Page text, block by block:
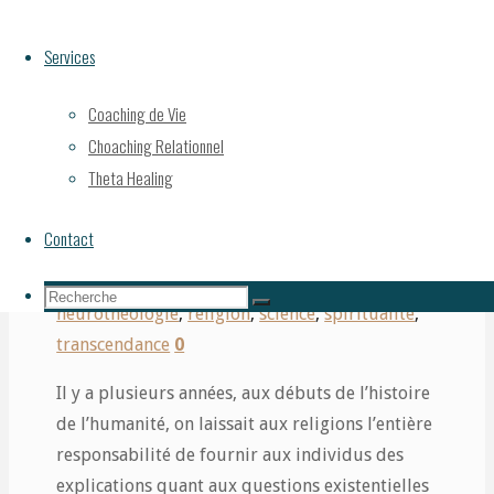
Services
Coaching de Vie
Choaching Relationnel
Theta Healing
Contact
Recherche
Recherche
pour:
Recherche
la neuroscience et la
religion
Par Karine Proulx-Plante
février 2025 études,méditation,
neurothéologie,religion,science,spiritualité,
transcendance 0
Il y a plusieurs années, aux débuts de l’histoire
de l’humanité, on laissait aux religions l’entière
responsabilité de fournir aux individus des
explications quant aux questions existentielles